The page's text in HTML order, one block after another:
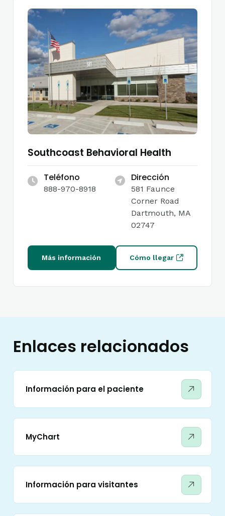
Southcoast Behavioral Health
Teléfono
888-970-8918
Dirección
581 Faunce
Corner Road
Dartmouth, MA
02747
Más información Cómo llegar
Enlaces relacionados
Información para el paciente
MyChart
Información para visitantes